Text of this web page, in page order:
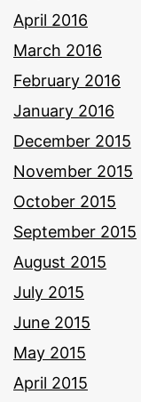
April 2016
March 2016
February 2016
January 2016
December 2015
November 2015
October 2015
September 2015
August 2015
July 2015
June 2015
May 2015
April 2015